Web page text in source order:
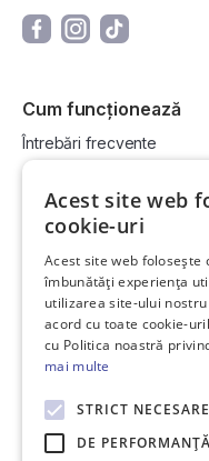
Cum funcționează
Întrebări frecvente
Cum vând la licitație?
Link-uri utile
Informații utile vizionare
Contact
Soluționarea Online a
ANCP
Acest site web
cookie-uri
Acest site web folosește
îmbunătăți experiența
utilizarea site-ului
acord cu toate cookie-
cu Politica noastră
mai multe
STRICT NECESARE
DE PERFORMANȚĂ